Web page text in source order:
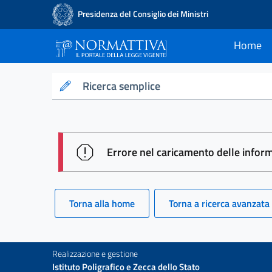
Presidenza del Consiglio dei Ministri
Normattiva - Il
Home
current
Ricerca semplice
session id:
Errore nel caricamento delle
Torna alla home Torna a ricerca avanzata
Realizzazione e gestione
Istituto Poligrafico e Zecca dello Stato